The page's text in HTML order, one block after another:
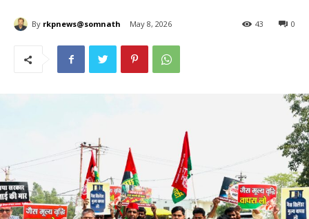
By rkpnews@somnath May 8, 2026 0
43